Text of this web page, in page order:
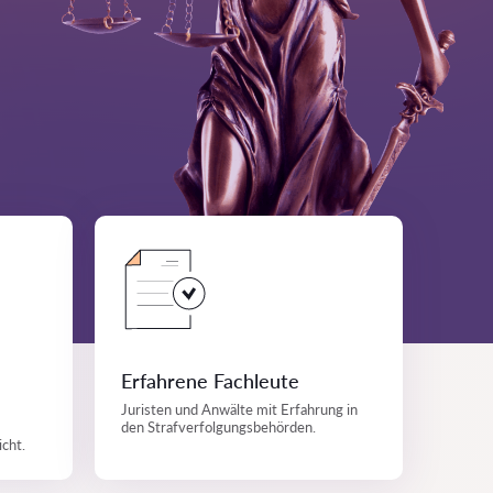
Erfahrene Fachleute
Juristen und Anwälte mit Erfahrung in
den Strafverfolgungsbehörden.